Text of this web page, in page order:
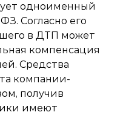
одноименный
Согласно его
в ДТП может
компенсация
Средства
компании-
получив
имеют